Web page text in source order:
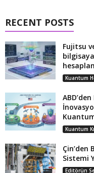
RECENT POSTS
Fujitsu
Kuantum
Kuantum
Çin’den
Sistemi
Editörün